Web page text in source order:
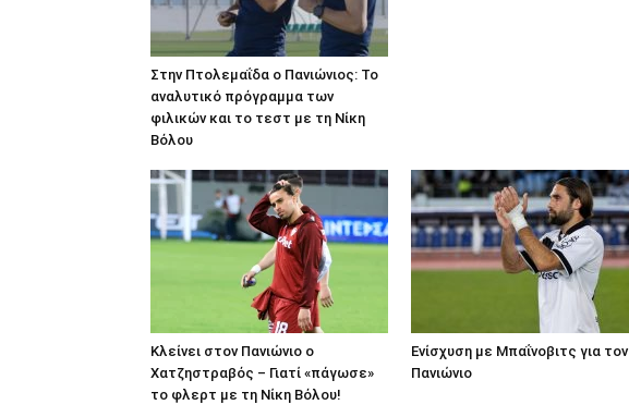
Στην Πτολεμαΐδα ο Πανιώνιος: Το
αναλυτικό πρόγραμμα των
φιλικών και το τεστ με τη Νίκη
Βόλου
Κλείνει στον Πανιώνιο ο
Χατζηστραβός – Γιατί «πάγωσε»
το φλερτ με τη Νίκη Βόλου!
Ενίσχυση με Μπαΐνοβιτς για τον
Πανιώνιο